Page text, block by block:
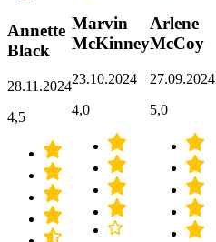
Annette
Black
28.11.2024
4,5
Marvin
McKinney
23.10.2024
4,0
Arlene
McCoy
27.09.2024
5,0